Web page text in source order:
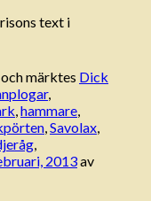
text i
och märktes Dick
,
,hammare,
,Savolax,
,
2013av